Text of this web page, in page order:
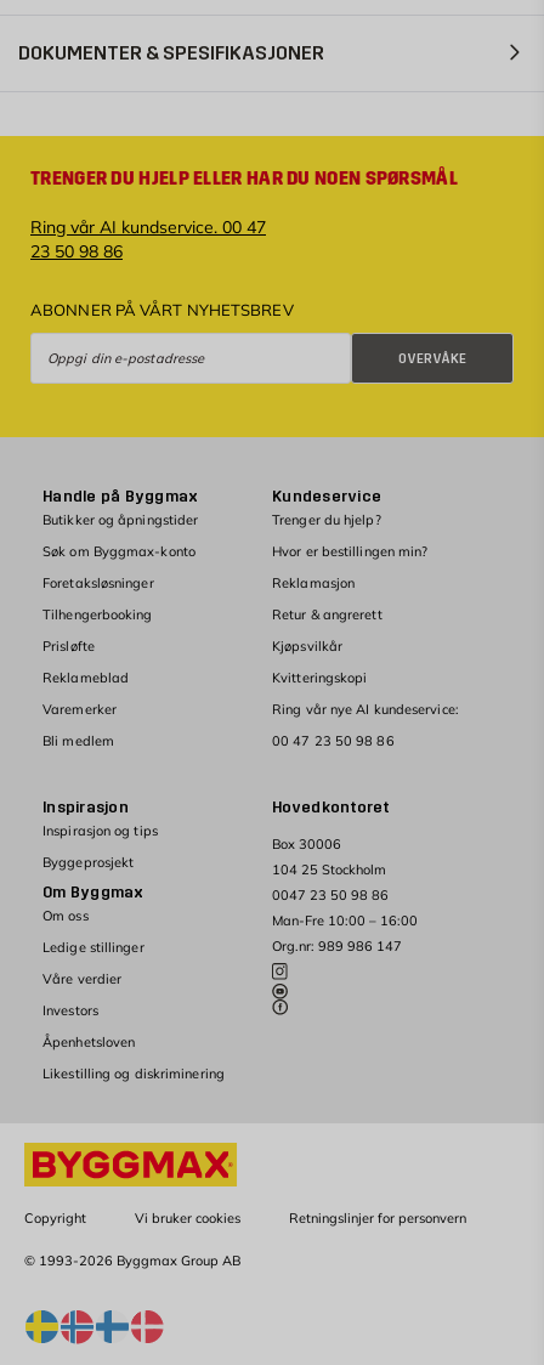
DOKUMENTER & SPESIFIKASJONER
TRENGER DU HJELP ELLER HAR DU NOEN SPØRSMÅL
Ring vår AI kundservice. 00 47
23 50 98 86
ABONNER PÅ VÅRT NYHETSBREV
OVERVÅKE
Hovedkontoret
Box 30006
104 25 Stockholm
0047 23 50 98 86
Man-Fre 10:00 – 16:00
Org.nr: 989 986 147
Handle på Byggmax
Butikker og åpningstider
Søk om Byggmax-konto
Foretaksløsninger
Tilhengerbooking
Prisløfte
Reklameblad
Varemerker
Bli medlem
Kundeservice
Trenger du hjelp?
Hvor er bestillingen min?
Reklamasjon
Retur & angrerett
Kjøpsvilkår
Kvitteringskopi
Ring vår nye AI kundeservice:
00 47 23 50 98 86
Inspirasjon
Inspirasjon og tips
Byggeprosjekt
Om Byggmax
Om oss
Ledige stillinger
Våre verdier
Investors
Åpenhetsloven
Likestilling og diskriminering
Copyright Vi bruker cookies Retningslinjer for personvern
© 1993-2026 Byggmax Group AB